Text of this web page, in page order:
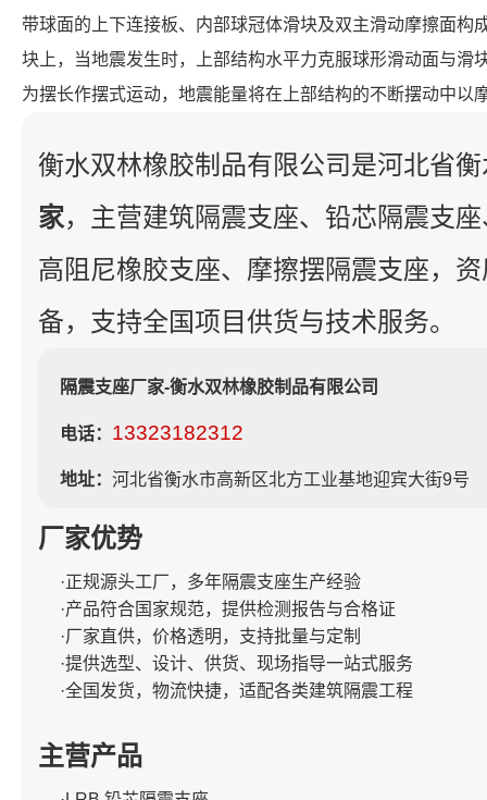
带球面的上下连接板、内部球冠体滑块及双主滑动摩擦面构
块上，当地震发生时，上部结构水平力克服球形滑动面与滑
为摆长作摆式运动，地震能量将在上部结构的不断摆动中以
衡水双林橡胶制品有限公司是河北省
家，主营建筑隔震支座、铅芯隔震支
高阻尼橡胶支座、摩擦摆隔震支座，
备，支持全国项目供货与技术服务。
隔震支座厂家-衡水双林橡胶制品有限公司
电话： 13323182312
地址： 河北省衡水市高新区北方工业基地迎宾大街9号
厂家优势
·正规源头工厂，多年隔震支座生产经验
·产品符合国家规范，提供检测报告与合格证
·厂家直供，价格透明，支持批量与定制
·提供选型、设计、供货、现场指导一站式服务
·全国发货，物流快捷，适配各类建筑隔震工程
主营产品